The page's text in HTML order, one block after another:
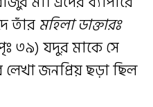
তাঁরমহিলা ডাক্তারঃ
৩৯) যদুর মাকে সে
লেখা জনপ্রিয় ছড়া ছিল